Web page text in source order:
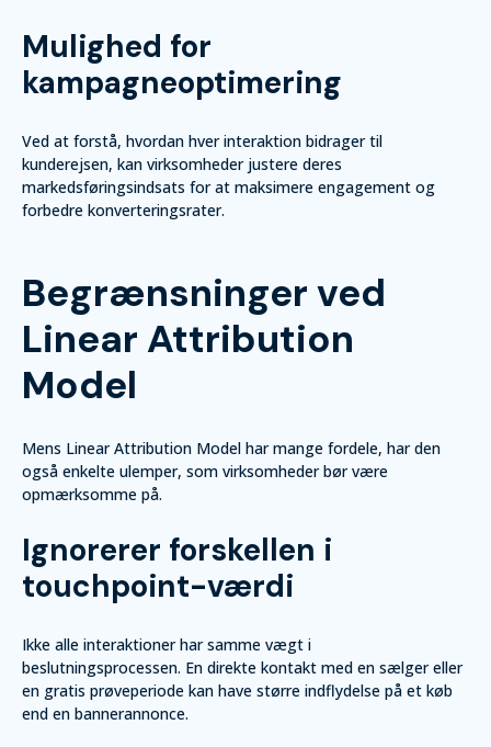
Mulighed for
kampagneoptimering
Ved at forstå, hvordan hver interaktion bidrager til
kunderejsen, kan virksomheder justere deres
markedsføringsindsats for at maksimere engagement og
forbedre konverteringsrater.
Begrænsninger ved
Linear Attribution
Model
Mens Linear Attribution Model har mange fordele, har den
også enkelte ulemper, som virksomheder bør være
opmærksomme på.
Ignorerer forskellen i
touchpoint-værdi
Ikke alle interaktioner har samme vægt i
beslutningsprocessen. En direkte kontakt med en sælger eller
en gratis prøveperiode kan have større indflydelse på et køb
end en bannerannonce.